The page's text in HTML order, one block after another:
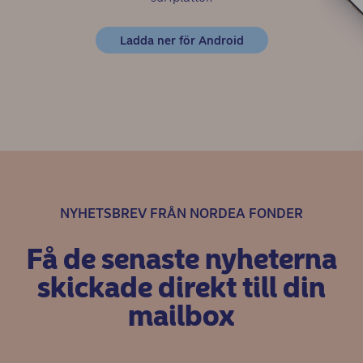
Ladda ner för Android(opens in new
NYHETSBREV FRÅN NORDEA FONDER
Få de senaste nyheterna
skickade direkt till din
mailbox